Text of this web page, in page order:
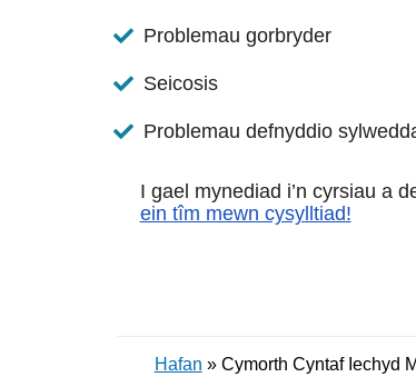
Problemau gorbryder
Seicosis
Problemau defnyddio
I gael mynediad i’n cyrsiau a
ein tîm mewn cysylltiad!
Hafan » Cymorth Cyntaf Iechyd